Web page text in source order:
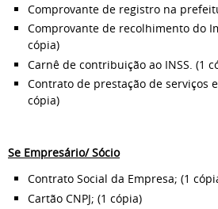
Comprovante de registro na
Comprovante de recolhimento do
cópia)
Carnê de contribuição ao INSS. (1
Contrato de prestação de serviços e
cópia)
Se Empresário/ Sócio
Contrato Social da Empresa; (1
Cartão CNPJ; (1 cópia)